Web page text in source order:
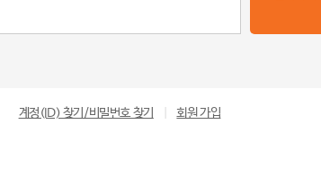
계정(ID) 찾기/비밀번호 찾기 회원 가입